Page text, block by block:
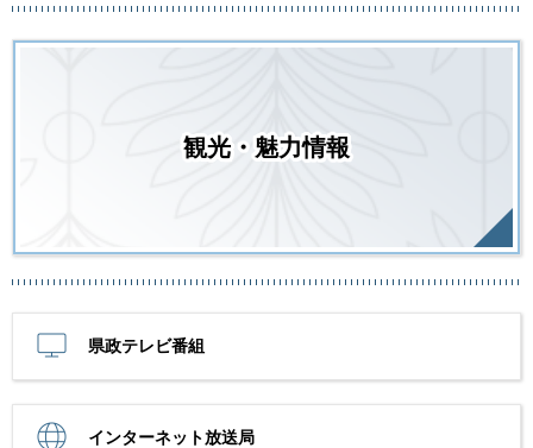
観光・魅力情報
県政テレビ番組
インターネット放送局